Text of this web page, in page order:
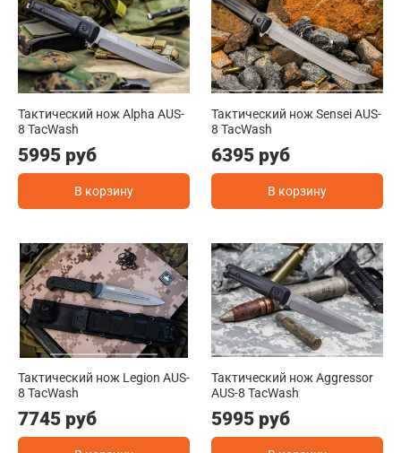
Тактический нож Alpha AUS-
8 TacWash
5995 руб
В корзину
Тактический нож Sensei AUS-
8 TacWash
6395 руб
В корзину
Тактический нож Legion AUS-
8 TacWash
7745 руб
Тактический нож Aggressor
AUS-8 TacWash
5995 руб